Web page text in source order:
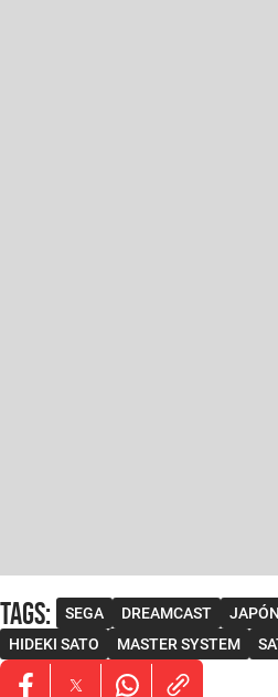
Tags: SEGA DREAMCAST JAPÓN
HIDEKI SATO
MASTER SYSTEM